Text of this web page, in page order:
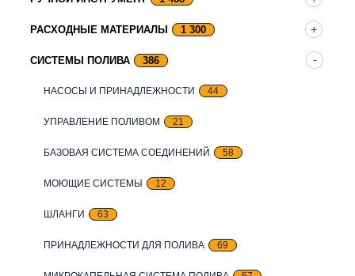
РАСХОДНЫЕ МАТЕРИАЛЫ 1 300
СИСТЕМЫ ПОЛИВА 386
НАСОСЫ И ПРИНАДЛЕЖНОСТИ 44
УПРАВЛЕНИЕ ПОЛИВОМ 21
БАЗОВАЯ СИСТЕМА СОЕДИНЕНИЙ 58
МОЮЩИЕ СИСТЕМЫ 12
ШЛАНГИ 63
ПРИНАДЛЕЖНОСТИ ДЛЯ ПОЛИВА 69